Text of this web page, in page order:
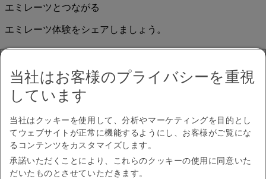
エミレーツとつながる
エミレーツ体験をシェアしましょう。
アクセシビリティ
お問い合わせ
プライバシーポリシー
規約条件
当社はお客様のプライバシーを重視
しています
当社はクッキーを使用して、分析やマーケティングを目的とし
てウェブサイトが正常に機能するようにし、お客様がご覧にな
るコンテンツをカスタマイズします。
承諾いただくことにより、これらのクッキーの使用に同意いた
だいたものとさせていただきます。